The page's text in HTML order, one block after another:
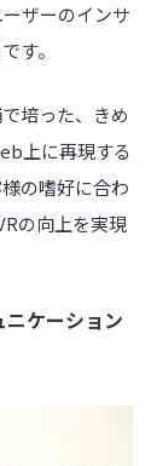
ザーのインサ
す。
培った、きめ
上に再現する
の嗜好に合わ
の向上を実現
ケーション